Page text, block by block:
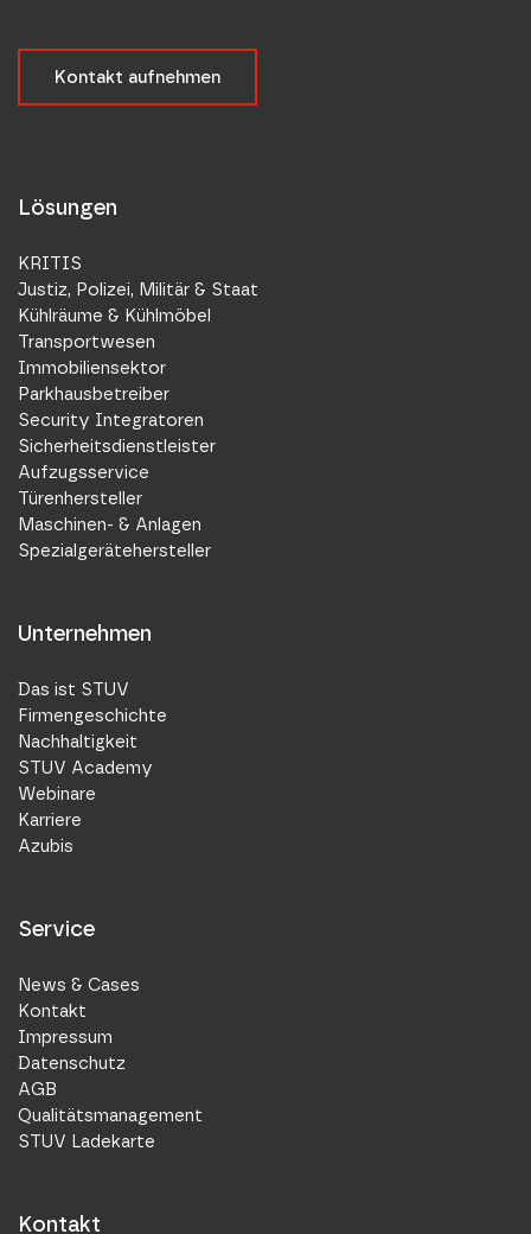
Kontakt aufnehmen
Lösungen
KRITIS
Justiz, Polizei, Militär & Staat
Kühlräume & Kühlmöbel
Transportwesen
Immobiliensektor
Parkhausbetreiber
Security Integratoren
Sicherheitsdienstleister
Aufzugsservice
Türenhersteller
Maschinen- & Anlagen
Spezialgerätehersteller
Unternehmen
Das ist STUV
Firmengeschichte
Nachhaltigkeit
STUV Academy
Webinare
Karriere
Azubis
Service
News & Cases
Kontakt
Impressum
Datenschutz
AGB
Qualitätsmanagement
STUV Ladekarte
Kontakt